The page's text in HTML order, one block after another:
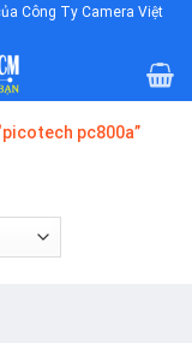
Công Ty Camera Việt
pc800a”